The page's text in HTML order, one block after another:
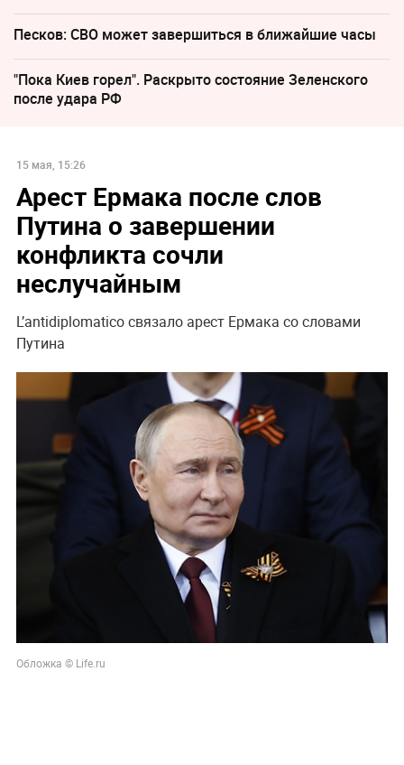
Песков: СВО может завершиться в ближайшие часы
"Пока Киев горел". Раскрыто состояние Зеленского
после удара РФ
15 мая, 15:26
Арест Ермака после слов
Путина о завершении
конфликта сочли
неслучайным
L’antidiplomatico связало арест Ермака со словами
Путина
Обложка © Life.ru